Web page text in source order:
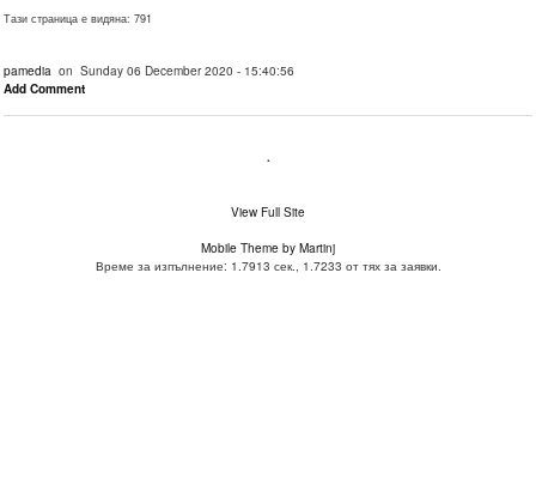
Тази страница е видяна: 791
pamedia on Sunday 06 December 2020 - 15:40:56
Add Comment
.
View Full Site
Mobile Theme by Martinj
Време за изпълнение: 1.7913 сек., 1.7233 от тях за заявки.